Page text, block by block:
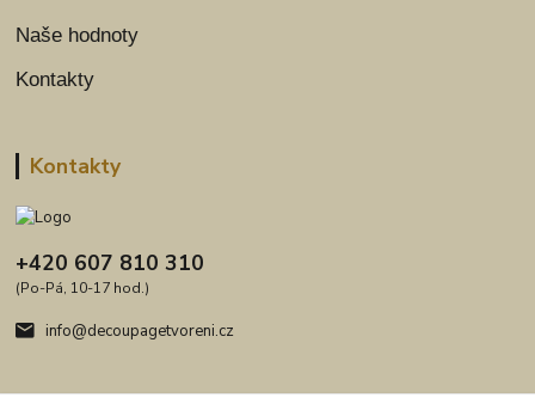
Naše hodnoty
Kontakty
Kontakty
+420 607 810 310
(Po-Pá, 10-17 hod.)
info@decoupagetvoreni.cz